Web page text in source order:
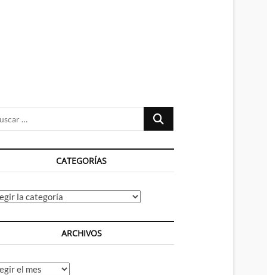
Buscar
CATEGORÍAS
ARCHIVOS